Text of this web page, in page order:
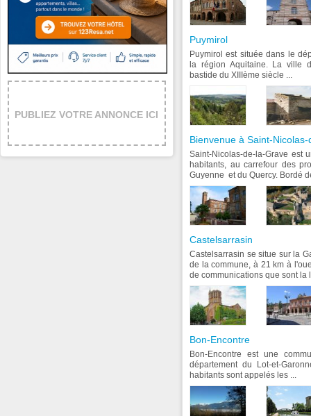
Puymirol
Puymirol est située dans le
la région Aquitaine. La ville
bastide du XIIIème siècle ...
Bienvenue à Saint-
Saint-Nicolas-de-la-Grave est
habitants, au carrefour des
Guyenne et du Quercy. Bordé
Castelsarrasin
Castelsarrasin se situe sur la
de la commune, à 21 km à
de communications que sont la
Bon-Encontre
Bon-Encontre est une
département du Lot-et-
habitants sont appelés les ...
PUBLIEZ VOTRE ANNONCE ICI